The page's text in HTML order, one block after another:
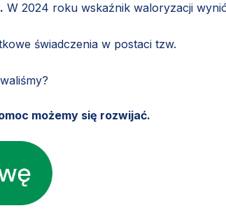
W 2024 roku wskaźnik waloryzacji
świadczenia w postaci tzw.
możemy się rozwijać.